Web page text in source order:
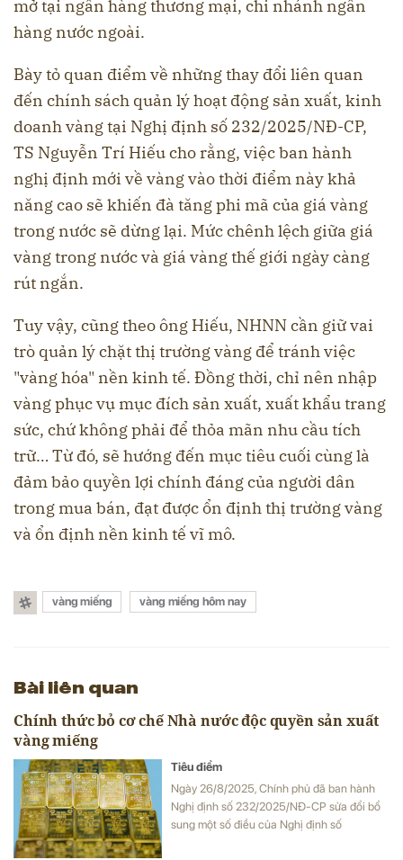
mở tại ngân hàng thương mại, chi nhánh ngân
hàng nước ngoài.
Bày tỏ quan điểm về những thay đổi liên quan
đến chính sách quản lý hoạt động sản xuất, kinh
doanh vàng tại Nghị định số 232/2025/NĐ-CP,
TS Nguyễn Trí Hiếu cho rằng, việc ban hành
nghị định mới về vàng vào thời điểm này khả
năng cao sẽ khiến đà tăng phi mã của giá vàng
trong nước sẽ dừng lại. Mức chênh lệch giữa giá
vàng trong nước và giá vàng thế giới ngày càng
rút ngắn.
Tuy vậy, cũng theo ông Hiếu, NHNN cần giữ vai
trò quản lý chặt thị trường vàng để tránh việc
"vàng hóa" nền kinh tế. Đồng thời, chỉ nên nhập
vàng phục vụ mục đích sản xuất, xuất khẩu trang
sức, chứ không phải để thỏa mãn nhu cầu tích
trữ… Từ đó, sẽ hướng đến mục tiêu cuối cùng là
đảm bảo quyền lợi chính đáng của người dân
trong mua bán, đạt được ổn định thị trường vàng
và ổn định nền kinh tế vĩ mô.
vàng miếng vàng miếng hôm nay
Bài liên quan
Chính thức bỏ cơ chế Nhà nước độc quyền sản xuất
vàng miếng
Tiêu điểm
Ngày 26/8/2025, Chính phủ đã ban hành
Nghị định số 232/2025/NĐ-CP sửa đổi bổ
sung một số điều của Nghị định số